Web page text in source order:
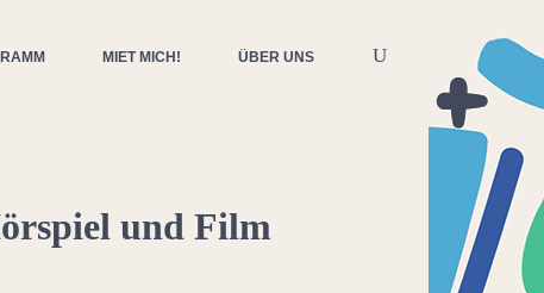
MIET MICH! ÜBER UNS
und Film